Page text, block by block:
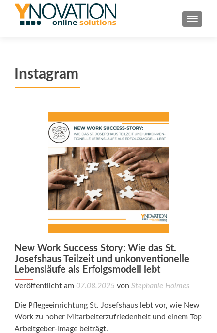
Instagram
New Work Success Story: Wie das St.
Josefshaus Teilzeit und unkonventionelle
Lebensläufe als Erfolgsmodell lebt
Veröffentlicht am 07.08.2025 von Stephanie Holmes
Die Pflegeeinrichtung St. Josefshaus lebt vor, wie New
Work zu hoher Mitarbeiterzufriedenheit und einem Top
Arbeitgeber-Image beiträgt.